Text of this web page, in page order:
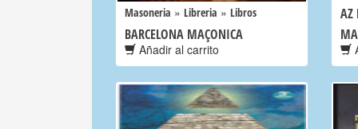
AZ
Masoneria » Libreria » Libros
BARCELONA MAÇONICA
Añadir al carrito